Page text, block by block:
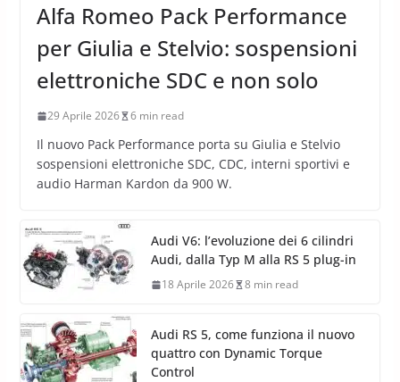
Alfa Romeo Pack Performance
per Giulia e Stelvio: sospensioni
elettroniche SDC e non solo
29 Aprile 2026 6 min read
Il nuovo Pack Performance porta su Giulia e Stelvio
sospensioni elettroniche SDC, CDC, interni sportivi e
audio Harman Kardon da 900 W.
Audi V6: l’evoluzione dei 6 cilindri
Audi, dalla Typ M alla RS 5 plug-in
18 Aprile 2026 8 min read
Audi RS 5, come funziona il nuovo
quattro con Dynamic Torque
Control